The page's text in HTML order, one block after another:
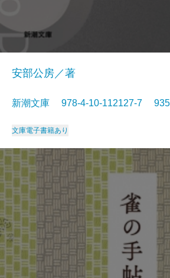
安部公房／著
新潮文庫 978-4-10-112127-7
文庫電子書籍あり